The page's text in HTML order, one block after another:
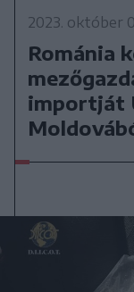
2023. október
Románia
importját